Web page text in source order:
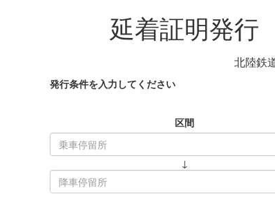
延着証明発行
北陸鉄
発行条件を入力してください
区間
↓